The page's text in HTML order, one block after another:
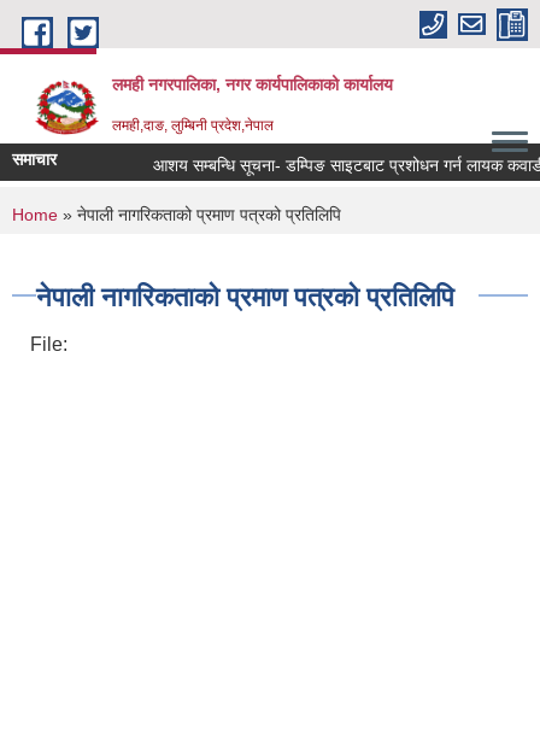
Skip to main content
लमही नगरपालिका, नगर कार्यपालिकाको कार्यालय
लमही,दाङ, लुम्बिनी प्रदेश,नेपाल
समाचार आशय सम्बन्धि सूचना- डम्पिङ साइटबाट प्रशोधन गर्न लायक
You are here
Home » नेपाली नागरिकताको प्रमाण पत्रको प्रतिलिपि
नेपाली नागरिकताको प्रमाण पत्रको प्रतिलिपि
File: